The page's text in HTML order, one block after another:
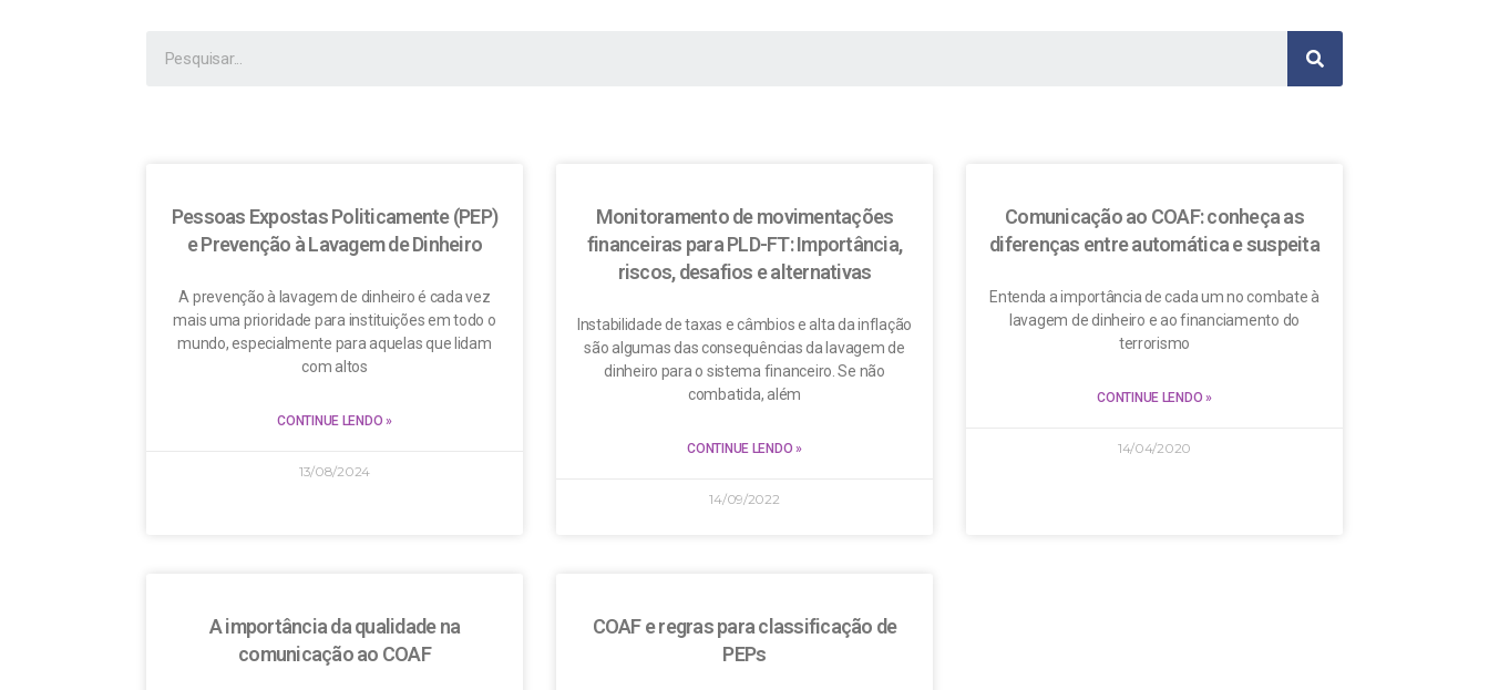
Pessoas Expostas Politicamente (PEP)
e Prevenção à Lavagem de Dinheiro
A prevenção à lavagem de dinheiro é cada vez
mais uma prioridade para instituições em todo o
mundo, especialmente para aquelas que lidam
com altos
CONTINUE LENDO »
13/08/2024
Monitoramento de movimentações
financeiras para PLD-FT: Importância,
riscos, desafios e alternativas
Instabilidade de taxas e câmbios e alta da inflação
são algumas das consequências da lavagem de
dinheiro para o sistema financeiro. Se não
combatida, além
CONTINUE LENDO »
14/09/2022
Comunicação ao COAF: conheça as
diferenças entre automática e suspeita
Entenda a importância de cada um no combate à
lavagem de dinheiro e ao financiamento do
terrorismo
CONTINUE LENDO »
14/04/2020
A importância da qualidade na
comunicação ao COAF
COAF e regras para classificação de
PEPs